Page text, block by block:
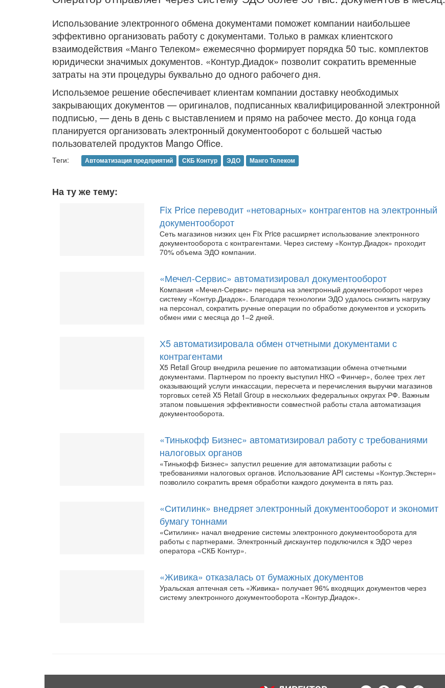
Использование электронного обмена документами поможет компании наибольшее
эффективно организовать работу с документами. Только в рамках клиентского
взаимодействия «Манго Телеком» ежемесячно формирует порядка 50 тыс. комплектов
юридически значимых документов. «Контур.Диадок» позволит сократить временные
затраты на эти процедуры буквально до одного рабочего дня.
Использемое решение обеспечивает клиентам компании доставку необходимых
закрывающих документов — оригиналов, подписанных квалифицированной электронной
подписью, — день в день с выставлением и прямо на рабочее место. До конца года
планируется организовать электронный документооборот с большей частью
пользователей продуктов Mango Office.
Теги: Автоматизация предприятий СКБ Контур ЭДО Манго Телеком
На ту же тему:
Fix Price переводит «нетоварных» контрагентов на электронный
документооборот
Сеть магазинов низких цен Fix Price расширяет использование электронного
документооборота с контрагентами. Через систему «Контур.Диадок» проходит
70% объема ЭДО компании.
«Мечел-Сервис» автоматизировал документооборот
Компания «Мечел-Сервис» перешла на электронный документооборот через
систему «Контур.Диадок». Благодаря технологии ЭДО удалось снизить нагрузку
на персонал, сократить ручные операции по обработке документов и ускорить
обмен ими с месяца до 1–2 дней.
Х5 автоматизировала обмен отчетными документами с
контрагентами
X5 Retail Group внедрила решение по автоматизации обмена отчетными
документами. Партнером по проекту выступил НКО «Финчер», более трех лет
оказывающий услуги инкассации, пересчета и перечисления выручки магазинов
торговых сетей X5 Retail Group в нескольких федеральных округах РФ. Важным
этапом повышения эффективности совместной работы стала автоматизация
документооборота.
«Тинькофф Бизнес» автоматизировал работу с требованиями
налоговых органов
«Тинькофф Бизнес» запустил решение для автоматизации работы с
требованиями налоговых органов. Использование API системы «Контур.Экстерн»
позволило сократить время обработки каждого документа в пять раз.
«Ситилинк» внедряет электронный документооборот и экономит
бумагу тоннами
«Ситилинк» начал внедрение системы электронного документооборота для
работы с партнерами. Электронный дискаунтер подключился к ЭДО через
оператора «СКБ Контур».
«Живика» отказалась от бумажных документов
Уральская аптечная сеть «Живика» получает 96% входящих документов через
систему электронного документооборота «Контур.Диадок».